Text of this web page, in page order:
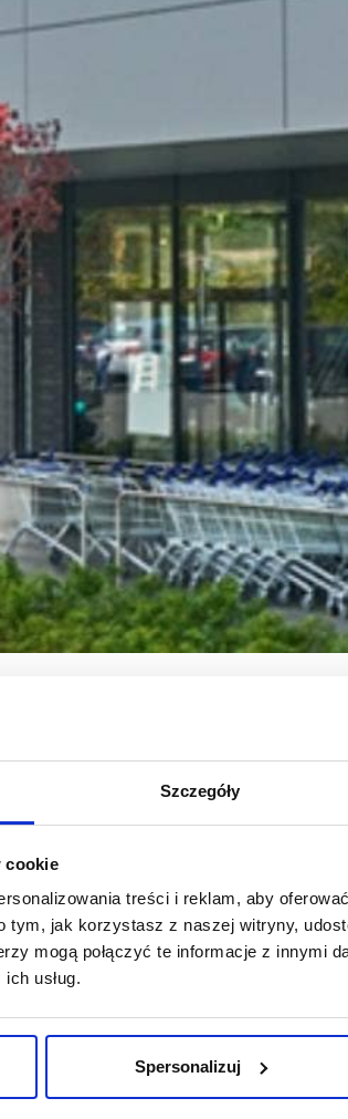
Szczegóły
cookie
treści i reklam, aby
tym, jak korzystasz z naszej witryny,
mogą połączyć te informacje z innymi
usług.
Spersonalizuj
nowe sklepy sieci ALDI: w
będzie to debiut dla znanego
Łącznie sieć w skali całego kraju
sklepów w województwie świętokrzyskim
w województwie opolskim. Z kolei
sklepów w województwie lubelskim.
marek własnych. W dniu otwarcia nowej
w ALDI, takich jak np. sery, wędliny czy
ALDI w tych miejscowościach, gdzie jest ona
W środę 3 września do tej listy dołączą
będziemy mieli natomiast okazję
ze strony mieszkańców i szybko zyskają grono
Polska.